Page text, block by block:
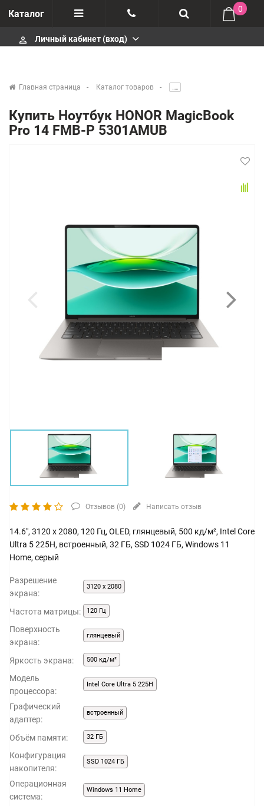
Каталог
Отзывы
Гарантия
+375447430404
infobelm.by@yandex.ru
0
perm_identity Личный кабинет (вход)
Главная страница Каталог товаров .....
Купить Ноутбук HONOR MagicBook
Pro 14 FMB-P 5301AMUB
Отзывов (0) Написать отзыв
14.6", 3120 x 2080, 120 Гц, OLED, глянцевый, 500 кд/м², Intel Core
Ultra 5 225H, встроенный, 32 ГБ, SSD 1024 ГБ, Windows 11
Home, серый
Разрешение
экрана:
3120 x 2080
Частота матрицы: 120 Гц
Поверхность
экрана:
глянцевый
Яркость экрана: 500 кд/м²
Модель
процессора:
Intel Core Ultra 5 225H
Графический
адаптер:
встроенный
Объём памяти: 32 ГБ
Конфигурация
накопителя:
SSD 1024 ГБ
Операционная
система:
Windows 11 Home